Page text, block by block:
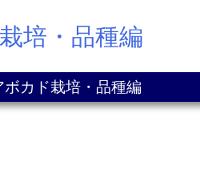
培・品種編
ボカド栽培・品種編